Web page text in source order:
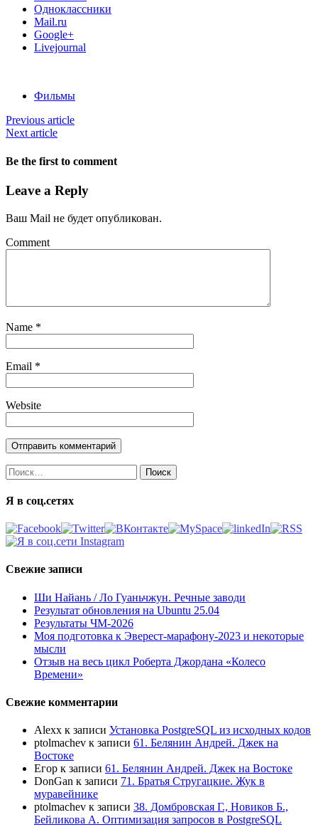
Одноклассники
Mail.ru
Google+
Livejournal
Фильмы
Previous article
Next article
Be the first to comment
Leave a Reply
Ваш Mail не будет опубликован.
Comment
Name *
Email *
Website
Найти:
Я в соц.сетях
Свежие записи
Ши Найань / Ло Гуаньчжун. Речные заводи
Результат обновления на Ubuntu 25.04
Результаты ЧМ-2026
Моя подготовка к Эверест-марафону-2023 и некоторые
мысли
Отзыв на весь цикл Роберта Джордана «Колесо
Времени»
Свежие комментарии
Alexx к записи Установка PostgreSQL из исходных кодов
ptolmachev к записи 61. Белянин Андрей. Джек на
Востоке
Егор к записи 61. Белянин Андрей. Джек на Востоке
DonGan к записи 71. Братья Стругацкие. Жук в
муравейнике
ptolmachev к записи 38. Домбровская Г., Новиков Б.,
Бейликова А. Оптимизация запросов в PostgreSQL